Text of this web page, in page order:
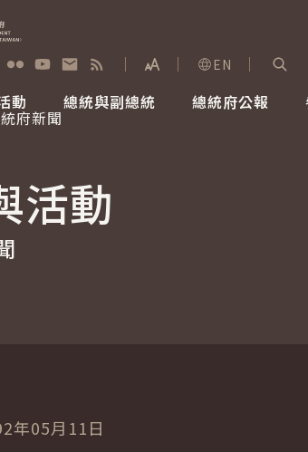
展開字級選單
EN
動 總統與副總統 總統府公報
府新聞
活動
年05月11日